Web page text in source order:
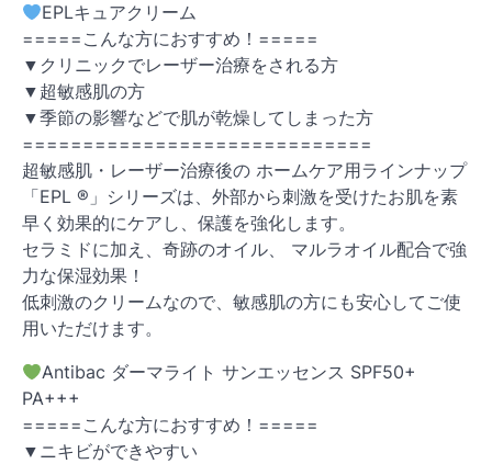
EPLキュアクリーム
=====こんな方におすすめ！=====
▼クリニックでレーザー治療をされる方
▼超敏感肌の方
▼季節の影響などで肌が乾燥してしまった方
=============================
超敏感肌・レーザー治療後の ホームケア用ラインナップ
「EPL ®」シリーズは、外部から刺激を受けたお肌を素
早く効果的にケアし、保護を強化します。
セラミドに加え、奇跡のオイル、 マルラオイル配合で強
力な保湿効果！
低刺激のクリームなので、敏感肌の方にも安心してご使
用いただけます。
Antibac ダーマライト サンエッセンス SPF50+
PA+++
=====こんな方におすすめ！=====
▼ニキビができやすい